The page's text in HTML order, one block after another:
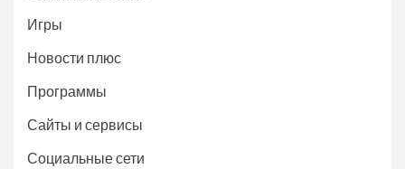
Игры
Новости плюс
Программы
Сайты и сервисы
Социальные сети